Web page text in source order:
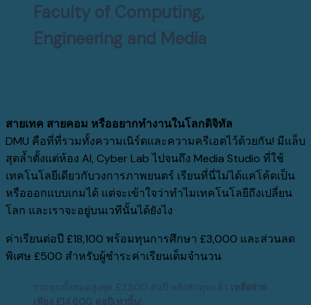
Faculty of Computing,
Engineering and Media
สายเทค สายคอม หรืออยากทำงานในโลกดิจิทัล
DMU คือที่ที่รวมทั้งความเนิร์ดและความครีเอตไว้ด้วยกัน! มีแล็บ
สุดล้ำตั้งแต่ห้อง AI, Cyber Labไปจนถึง Media Studio ที่ใช้
เทคโนโลยีเดียวกับวงการภาพยนตร์ เรียนที่นี่ไม่ได้แค่โค้ดเป็น
หรือออกแบบเกมได้ แต่จะเข้าใจว่าทำไมเทคโนโลยีถึงเปลี่ยน
โลก และเราจะอยู่บนเวทีนั้นได้ยังไง
ค่าเรียนต่อปี £18,100 พร้อมทุนการศึกษา £3,000 และส่วนลด
พิเศษ £500 สำหรับผู้ชำระค่าเรียนเต็มจำนวน
รวมทุนทั้งหมดสูงสุด £3,500 ต่อปี หลังหักทุนแล้ว เหลือจ่าย
เพียง £14,600 ต่อปีเท่านั้น!